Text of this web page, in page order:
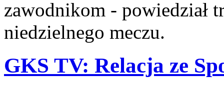
zawodnikom - powiedział
niedzielnego meczu.
GKS TV: Relacja ze